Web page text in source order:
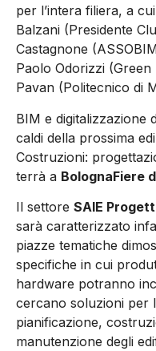
per l’intera filiera, a
Balzani (Presidente
Castagnone
Paolo Odorizzi
Pavan (Politecnico di
BIM e digitalizzazione
caldi della prossima
Costruzioni:
terrà a BolognaFiere
Il settore SAIE
sarà caratterizzato
piazze tematiche
specifiche in cui
hardware potranno
cercano soluzioni per
pianificazione,
manutenzione degli